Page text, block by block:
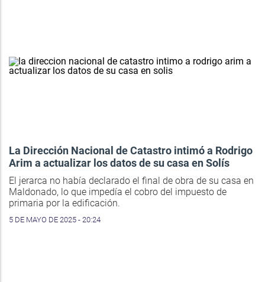
La Dirección Nacional de Catastro intimó a Rodrigo
Arim a actualizar los datos de su casa en Solís
El jerarca no había declarado el final de obra de su casa en
Maldonado, lo que impedía el cobro del impuesto de
primaria por la edificación.
5 DE MAYO DE 2025 - 20:24